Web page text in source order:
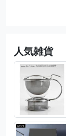
人気雑貨